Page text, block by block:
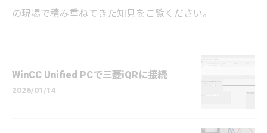
の現場で積み重ねてきた知見をご覧ください。
WinCC Unified PCで三菱iQRに接続
2026/01/14